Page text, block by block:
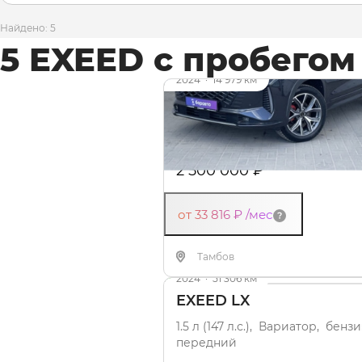
Найдено: 5
5 EXEED c пробегом
2024·14 979 км
EXEED LX
1.6 л (150 л.с.), Робот, бензин,
полный
2 500 000 ₽
от 33 816 ₽ /мес
Тамбов
2024·51 306 км
EXEED LX
1.5 л (147 л.с.), Вариатор,
передний